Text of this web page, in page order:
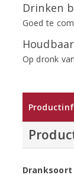
Drinken
Goed te
Op dronk
Dranksoort